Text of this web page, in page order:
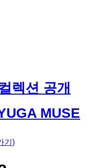
렉션 공개
MUSE